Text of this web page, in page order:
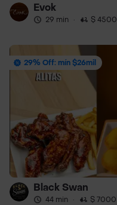
Evok
29 min · $ 4500
29% Off: mín $26mil
Black Swan
44 min · $ 7000